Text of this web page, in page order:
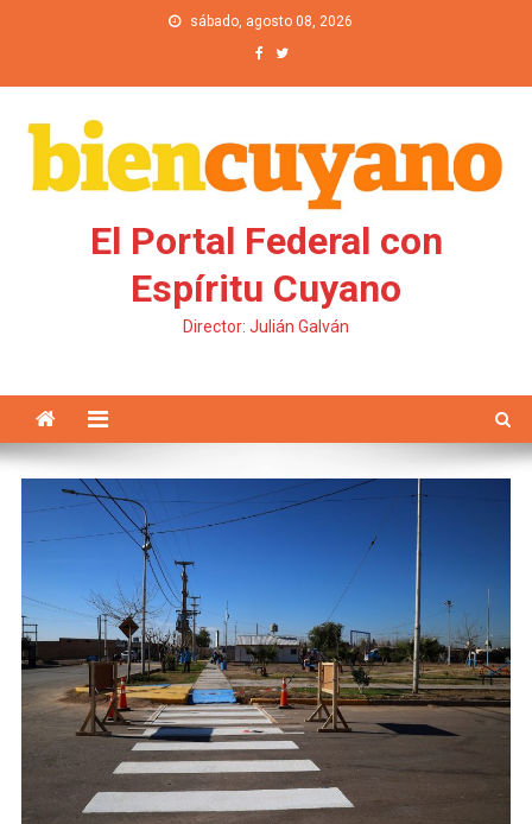
sábado, agosto 08, 2026
El Portal Federal con
Espíritu Cuyano
Director: Julián Galván